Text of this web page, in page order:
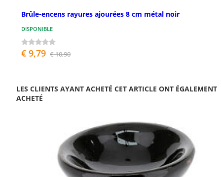
Brûle-encens rayures ajourées 8 cm métal noir
DISPONIBLE
€ 9,79 € 10,90
LES CLIENTS AYANT ACHETÉ CET ARTICLE ONT ÉGALEMENT
ACHETÉ